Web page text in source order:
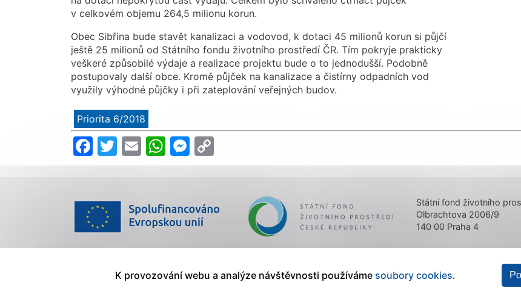
v celkovém objemu 264,5 milionu korun.
Obec Sibřina bude stavět kanalizaci a vodovod, k dotaci 45 milionů korun si půjčí
ještě 25 milionů od Státního fondu životního prostředí ČR. Tím pokryje prakticky
veškeré způsobilé výdaje a realizace projektu bude o to jednodušší. Podobně
postupovaly další obce. Kromě půjček na kanalizace a čistírny odpadních vod
využily výhodné půjčky i při zateplování veřejných budov.
Priorita 6/2018
Facebook
Twitter
EmailWhatsApp
Messenger
Link
Státní fond životního
Olbrachtova 2006/9
140 00 Praha 4
Mapa stránek|Prohlášení o přístupnosti|Zásady zpracování osobních údajů|Nastavení cookies
K provozování webu a analýze návštěvnosti používáme soubory cookies.